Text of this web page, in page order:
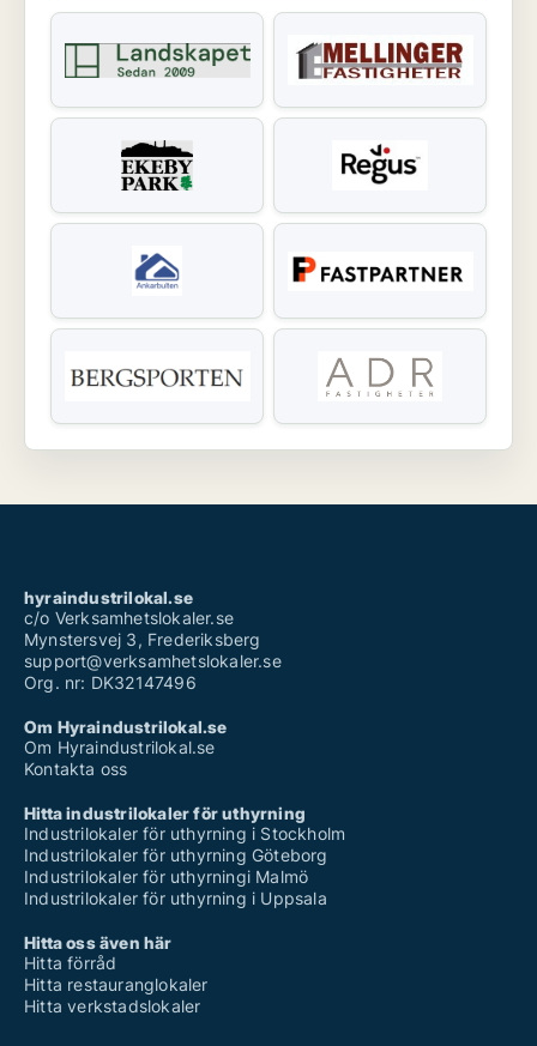
hyraindustrilokal.se
c/o Verksamhetslokaler.se
Mynstersvej 3, Frederiksberg
support@verksamhetslokaler.se
Org. nr: DK32147496
Om Hyraindustrilokal.se
Om Hyraindustrilokal.se
Kontakta oss
Hitta industrilokaler för uthyrning
Industrilokaler för uthyrning i Stockholm
Industrilokaler för uthyrning Göteborg
Industrilokaler för uthyrningi Malmö
Industrilokaler för uthyrning i Uppsala
Hitta oss även här
Hitta förråd
Hitta restauranglokaler
Hitta verkstadslokaler